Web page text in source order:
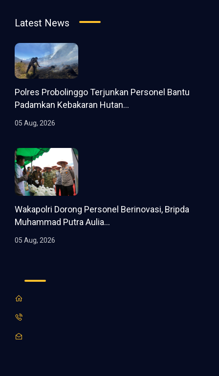
Latest News
Polres Probolinggo Terjunkan Personel Bantu
Padamkan Kebakaran Hutan...
05 Aug, 2026
Wakapolri Dorong Personel Berinovasi, Bripda
Muhammad Putra Aulia...
05 Aug, 2026